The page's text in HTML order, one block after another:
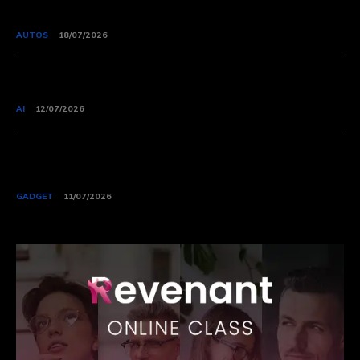
AUTOS 18/07/2026
AI 12/07/2026
GADGET 11/07/2026